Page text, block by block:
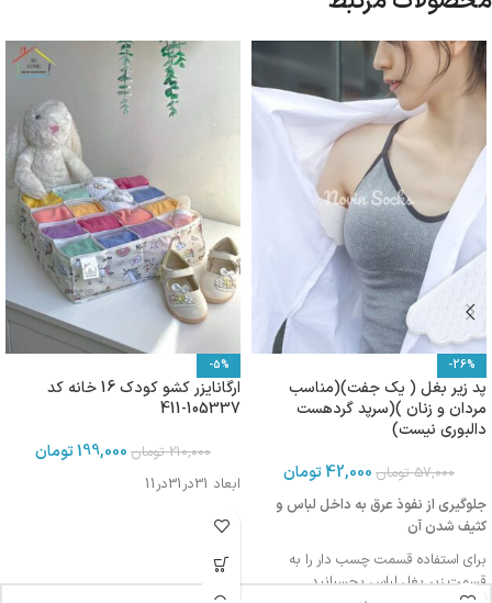
-26%
پد زیر بغل ( یک جفت)(مناسب
مردان و زنان )(سرپد گردهست
دالبوری نیست)
57,000 تومان 42,000تومان
جلوگیری از نفوذ عرق به داخل لباس و
کثیف شدن آن
برای استفاده قسمت چسب دار را به
قسمت زیر بغل لباس بچسبانید
-5%
ارگانایزر کشو کودک 16 خانه کد
105337-411
210,000 تومان 199,000تومان
ابعاد 31در31در11